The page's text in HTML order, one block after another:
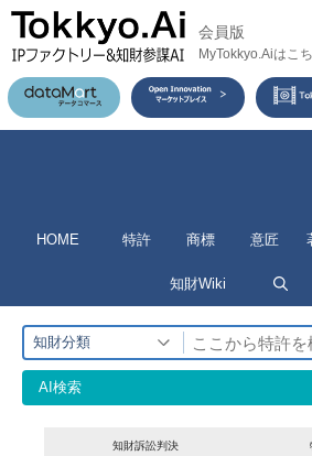
コ
ン
テ
ン
プ
会員版
MyTokkyo.Aiはこ
HOME 特許 商標 意匠
知財Wiki
知財分類
AI検索
知財訴訟判決